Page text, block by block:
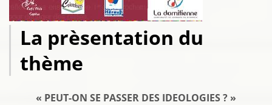
La prèsentation du
thème
« PEUT-ON SE PASSER DES IDEOLOGIES ? »